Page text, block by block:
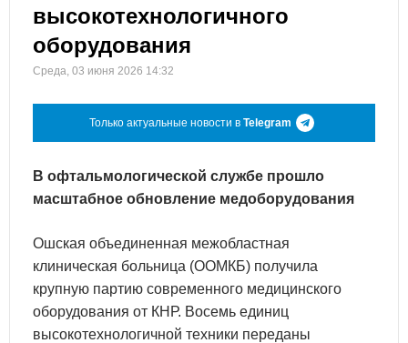
высокотехнологичного
оборудования
Среда, 03 июня 2026 14:32
Только актуальные новости в Telegram
В офтальмологической службе прошло
масштабное обновление медоборудования
Ошская объединенная межобластная
клиническая больница (ООМКБ) получила
крупную партию современного медицинского
оборудования от КНР. Восемь единиц
высокотехнологичной техники переданы